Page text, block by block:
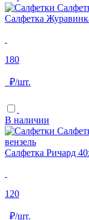
Салфетка
180
₽/шт.
В наличии
Салфетка Ричард
120
₽/шт.